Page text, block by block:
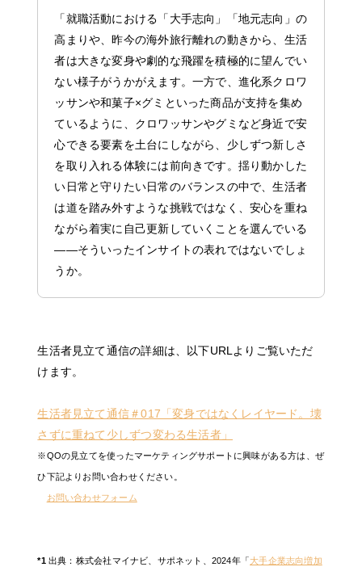
About
News
Company
Solution
Project
Recruit
Contact
JP EN
「就職活動における「大手志向」「地元志向」の
高まりや、昨今の海外旅行離れの動きから、生活
者は大きな変身や劇的な飛躍を積極的に望んでい
ない様子がうかがえます。一方で、進化系クロワ
ッサンや和菓子×グミといった商品が支持を集め
ているように、クロワッサンやグミなど身近で安
心できる要素を土台にしながら、少しずつ新しさ
を取り入れる体験には前向きです。揺り動かした
い日常と守りたい日常のバランスの中で、生活者
は道を踏み外すような挑戦ではなく、安心を重ね
ながら着実に自己更新していくことを選んでいる
——そういったインサイトの表れではないでしょ
うか。
生活者見立て通信の詳細は、以下URLよりご覧いただ
けます。
生活者見立て通信＃017「変身ではなくレイヤード。壊
さずに重ねて少しずつ変わる生活者」
※QOの見立てを使ったマーケティングサポートに興味がある方は、ぜ
ひ下記よりお問い合わせください。
お問い合わせフォーム
*1出典：株式会社マイナビ、サポネット、2024年「大手企業志向増加